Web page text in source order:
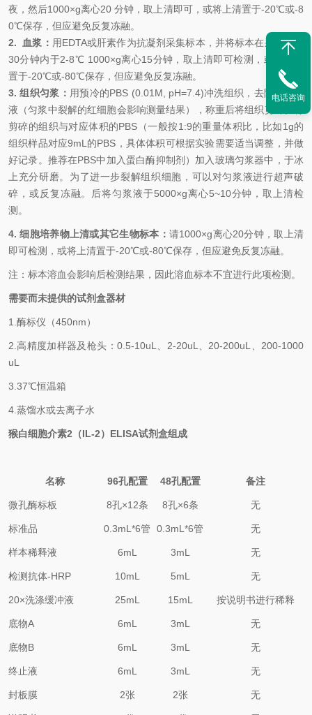
夜，然后1000×g离心20 分钟，取上清即可，或将上清置于-20℃或-8
0℃保存，但应避免反复冻融。
2.
血浆： 用EDTA或肝素作为抗凝剂采集标本，并将标本在采集后的
30分钟内于2-8℃ 1000×g离心15分钟，取上清即可检测，或将上清
置于-20℃或-80℃保存，但应避免反复冻融。
3. 组织匀浆： 用预冷的PBS (0.01M, pH=7.4)冲洗组织，去除残留血
液（匀浆中裂解的红细胞会影响测量结果），称重后将组织剪碎。将
剪碎的组织与对应体积的PBS（一般按1:9的重量体积比，比如1g的
组织样品对应9mL的PBS，具体体积可根据实验需要适当调整，并做
好记录。推荐在PBS中加入蛋白酶抑制剂）加入玻璃匀浆器中，于冰
上充分研磨。为了进一步裂解组织细胞，可以对匀浆液进行超声破
碎，或反复冻融。后将匀浆液于5000×g离心5~10分钟，取上清检
测。
4. 细胞培养物上清或其它生物标本： 请1000×g离心20分钟，取上清
即可检测，或将上清置于-20℃或-80℃保存，但应避免反复冻融。
注：标本溶血会影响后检测结果，因此溶血标本不宜进行此项检测。
需要而未提供的试剂盒器材
1. 酶标仪（450nm）
2. 高精度加样器及枪头：0.5-10uL、2-20uL、20-200uL、200-1000
uL
3. 37℃恒温箱
4. 蒸馏水或去离子水
猴白细胞介素2（IL-2） ELISA试剂盒组成
名称 96孔配置 48孔配置 备注
微孔酶标板 8孔×12条 8孔×6条 无
标准品 0. 3mL*6管 0. 3mL*6管 无
样本稀释液 6mL 3mL 无
检测抗体-HRP 10mL 5mL 无
20×洗涤缓冲液 25mL 15mL 按说明书进行稀释
底物A 6mL 3mL 无
底物B 6mL 3mL 无
终止液 6mL 3mL 无
封板膜 2张 2张 无
电话咨询